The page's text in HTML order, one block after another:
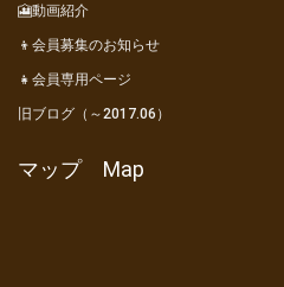
🎦動画紹介
👦会員募集のお知らせ
👧会員専用ページ
旧ブログ（～2017.06）
マップ Map